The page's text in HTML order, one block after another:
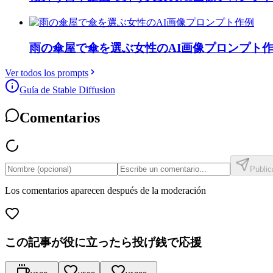
雨の傘屋で傘を選ぶ女性のAI画像プロンプト
Ver todos los prompts
Guía de Stable Diffusion
Comentarios
Los comentarios aparecen después de la moderación
この記事が役に立ったら投げ銭で応援